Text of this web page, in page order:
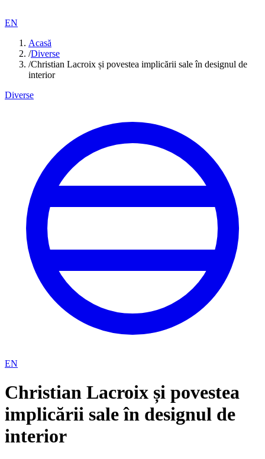
EN
Acasă
/Diverse
/Christian Lacroix și povestea implicării sale în designul de
interior
Diverse
EN
Christian Lacroix și povestea
implicării sale în designul de
interior